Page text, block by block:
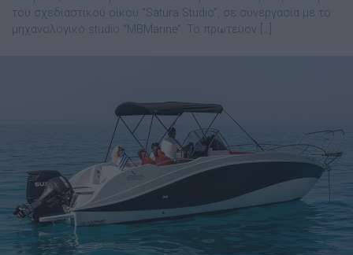
του σχεδιαστικού οίκου “Satura Studio”, σε συνεργασία µε το
µηχανολογικό studio “MBMarine”. Το πρωτεύον […]